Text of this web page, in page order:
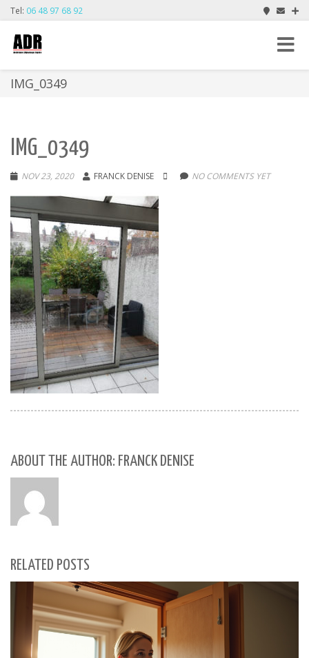
Tel: 06 48 97 68 92
Toggle
IMG_0349
IMG_0349
NOV 23, 2020 FRANCK DENISE NO COMMENTS YET
ABOUT THE AUTHOR: FRANCK DENISE
RELATED POSTS